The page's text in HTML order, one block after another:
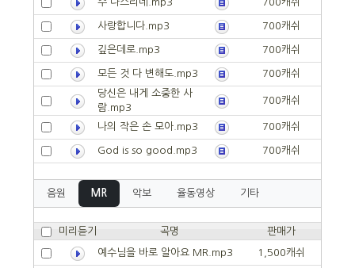
주 다스리네.mp3 700캐쉬
사랑합니다.mp3 700캐쉬
깊은데로.mp3 700캐쉬
모든 것 다 변해도.mp3
700캐쉬
당신은 내게 소중한 사
람.mp3
700캐쉬
나의 작은 손 모아.mp3 700캐쉬
God is so good.mp3 700캐쉬
음원 MR 악보 율동영상 기타
미리듣기 곡명 판매가
예수님을 바로 알아요 MR.mp3 1,500캐쉬